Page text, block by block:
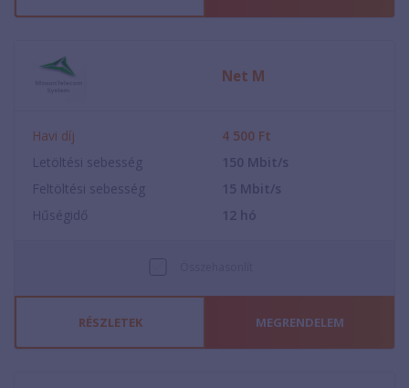
Net M
Havi díj 4 500 Ft
Letöltési sebesség
150 Mbit/s
Feltöltési sebesség
15 Mbit/s
Hűségidő
12 hó
RÉSZLETEK MEGRENDELEM